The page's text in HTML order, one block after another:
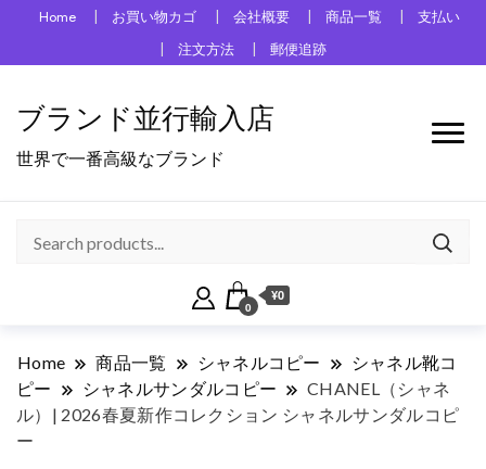
Home お買い物カゴ 会社概要 商品一覧
支払い
注文方法
郵便追跡
ブランド並行輸入店
世界で一番高級なブランド
0
¥0
Home 商品一覧 シャネルコピー
シャネル靴コ
ピー
シャネルサンダルコピー
CHANEL（シャネ
ル）| 2026春夏新作コレクション シャネルサンダルコピ
ー